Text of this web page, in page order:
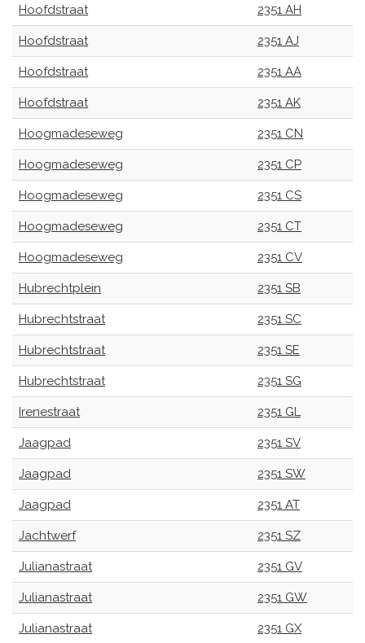
Hoofdstraat 2351 AH
Hoofdstraat 2351 AJ
Hoofdstraat 2351 AA
Hoofdstraat 2351 AK
Hoogmadeseweg 2351 CN
Hoogmadeseweg 2351 CP
Hoogmadeseweg 2351 CS
Hoogmadeseweg 2351 CT
Hoogmadeseweg 2351 CV
Hubrechtplein 2351 SB
Hubrechtstraat 2351 SC
Hubrechtstraat 2351 SE
Hubrechtstraat 2351 SG
Irenestraat 2351 GL
Jaagpad 2351 SV
Jaagpad 2351 SW
Jaagpad 2351 AT
Jachtwerf 2351 SZ
Julianastraat 2351 GV
Julianastraat 2351 GW
Julianastraat 2351 GX